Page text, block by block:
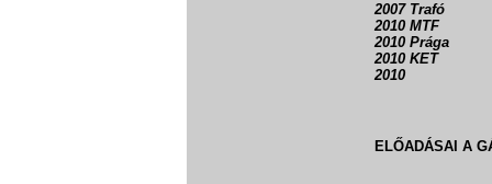
2007 Trafó
2010 MTF
2010 Prága
2010 KET
2010
ELŐADÁSAI A